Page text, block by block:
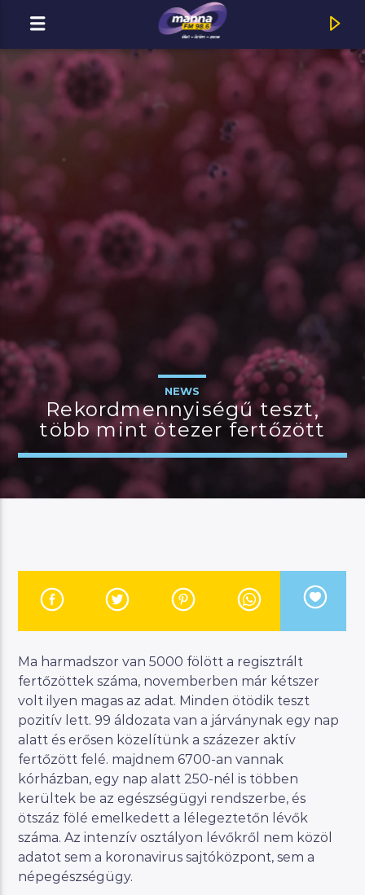
MannaFM
MANNA DÉLUTÁN
14:00
Manna FM
NEWS
Rekordmennyiségű teszt,
több mint ötezer fertőzött
Ma harmadszor van 5000 fölött a regisztrált
fertőzöttek száma, novemberben már kétszer
volt ilyen magas az adat. Minden ötödik teszt
pozitív lett. 99 áldozata van a járványnak egy nap
alatt és erősen közelítünk a százezer aktív
fertőzött felé. majdnem 6700-an vannak
kórházban, egy nap alatt 250-nél is többen
kerültek be az egészségügyi rendszerbe, és
ötszáz fölé emelkedett a lélegeztetőn lévők
száma. Az intenzív osztályon lévőkről nem közöl
adatot sem a koronavirus sajtóközpont, sem a
népegészségügy.